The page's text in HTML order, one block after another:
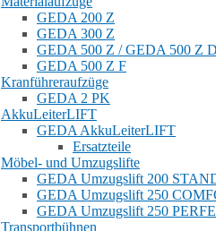
GEDA 200 Z
GEDA 300 Z
GEDA 500 Z / GEDA 500 Z
GEDA 500 Z F
Kranführeraufzüge
GEDA 2 PK
AkkuLeiterLIFT
GEDA AkkuLeiterLIFT
Ersatzteile
Möbel- und Umzugslifte
GEDA Umzugslift 200
GEDA Umzugslift 250
GEDA Umzugslift 250
Transportbühnen